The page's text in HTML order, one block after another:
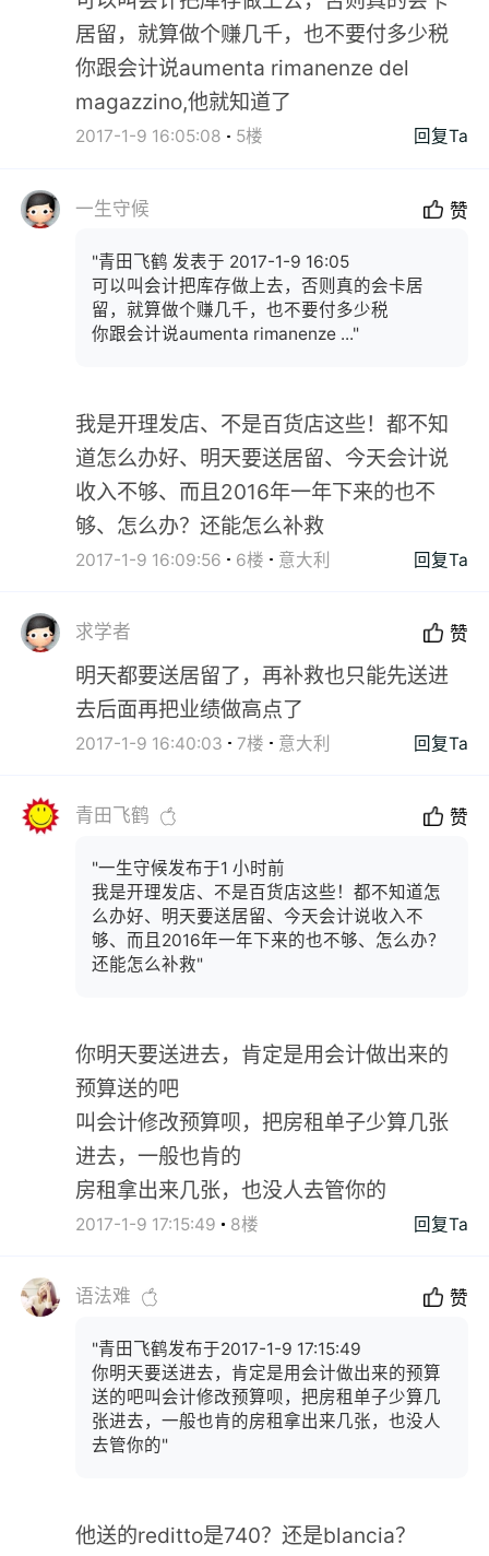
居留，就算做个赚几千，也不要付多少税
你跟会计说aumenta rimanenze del
magazzino,他就知道了
2017-1-9 16:05:08 5楼 回复Ta
一生守候 赞
"青田飞鹤 发表于 2017-1-9 16:05
可以叫会计把库存做上去，否则真的会卡居
留，就算做个赚几千，也不要付多少税
你跟会计说aumenta rimanenze ..."
我是开理发店、不是百货店这些！都不知
道怎么办好、明天要送居留、今天会计说
收入不够、而且2016年一年下来的也不
够、怎么办？还能怎么补救
2017-1-9 16:09:56 6楼 意大利 回复Ta
求学者 赞
明天都要送居留了，再补救也只能先送进
去后面再把业绩做高点了
2017-1-9 16:40:03 7楼 意大利 回复Ta
青田飞鹤 赞
"一生守候发布于1 小时前
我是开理发店、不是百货店这些！都不知道怎
么办好、明天要送居留、今天会计说收入不
够、而且2016年一年下来的也不够、怎么办？
还能怎么补救"
你明天要送进去，肯定是用会计做出来的
预算送的吧
叫会计修改预算呗，把房租单子少算几张
进去，一般也肯的
房租拿出来几张，也没人去管你的
2017-1-9 17:15:49 8楼 回复Ta
语法难 赞
"青田飞鹤发布于2017-1-9 17:15:49
你明天要送进去，肯定是用会计做出来的预算
送的吧叫会计修改预算呗，把房租单子少算几
张进去，一般也肯的房租拿出来几张，也没人
去管你的"
他送的reditto是740？还是blancia？